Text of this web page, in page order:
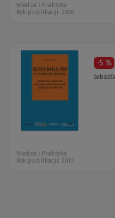
Wiedza i Praktyka
Rok publikacji: 2020
-5 %
Wiedza i Praktyka
Rok publikacji: 2017